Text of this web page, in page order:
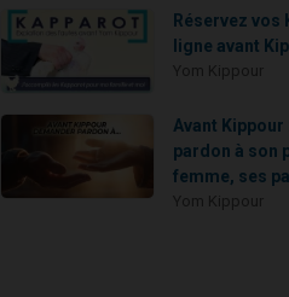
Réservez vos
ligne avant
Avant
pardon à son
femme, ses